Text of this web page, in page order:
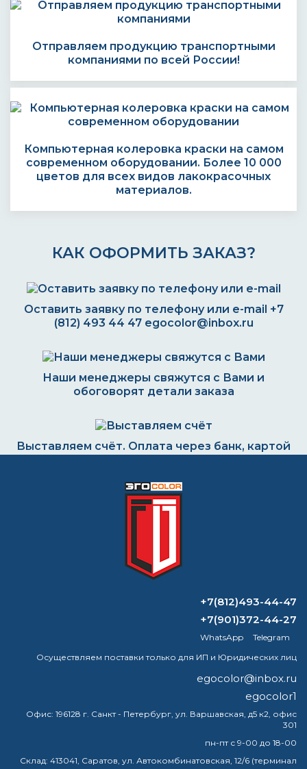
Отправляем продукцию транспортными
компаниями по всей России!
Компьютерная колеровка краски на самом
современном оборудовании. Более 10 000
цветов для всех видов лакокрасочных
материалов.
КАК ОФОРМИТЬ ЗАКАЗ?
Оставить заявку по телефону или e-mail +7
(812) 493 44 47 egocolor@inbox.ru
Наши менеджеры свяжутся с Вами и
обоговорят детали заказа
Выставляем счёт. Оплата через банк, картой
Формируем заказ и отправляем транспортной
ВОПРОС-ОТВЕТ
Сколько нужно краски на 20 кв м?
ржавел на улице?
Какой раствор лучше для печки?
+7(812)493-44-47
+7(901)372-44-27
WhatsApp
Telegram
Осуществляем поставки только для ИП и Юридических лиц
egocolor@inbox.ru
egocolor1
Офис: 196128 г. Санкт - Петербург, ул. Варшавская, д5 к2, офис
301
пн-пт с 9-00 до 18-00
Склад: 413041, Саратов, ул. Автокомбинатовская, 12/6 (терминал